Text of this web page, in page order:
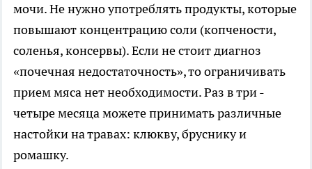
мочи. Не нужно употреблять продукты, которые
повышают концентрацию соли (копчености,
соленья, консервы). Если не стоит диагноз
«почечная недостаточность», то ограничивать
прием мяса нет необходимости. Раз в три -
четыре месяца можете принимать различные
настойки на травах: клюкву, бруснику и
ромашку.